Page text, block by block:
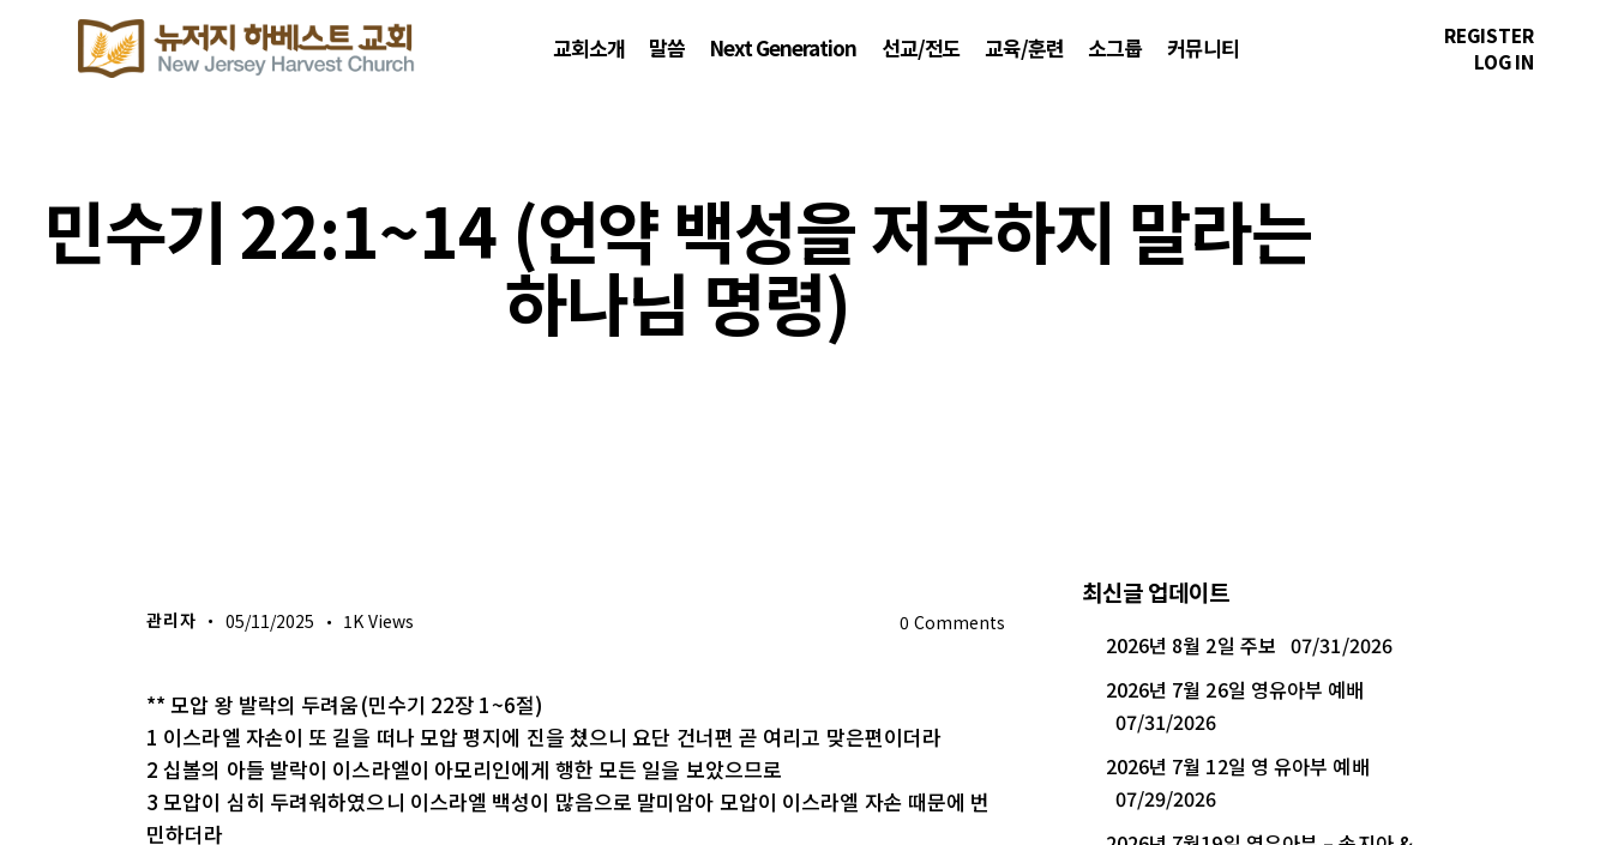
교회소개 말씀 Next Generation 선교/전도 교육/훈련 소그룹 커뮤니티
REGISTER
LOG IN
민수기 22:1~14 (언약 백성을 저주하지 말라는
하나님 명령)
관리자 05/11/2025 1K Views 0 Comments
** 모압 왕 발락의 두려움(민수기 22장 1~6절)
1 이스라엘 자손이 또 길을 떠나 모압 평지에 진을 쳤으니 요단 건너편 곧 여리고 맞은편이더라
2 십볼의 아들 발락이 이스라엘이 아모리인에게 행한 모든 일을 보았으므로
3 모압이 심히 두려워하였으니 이스라엘 백성이 많음으로 말미암아 모압이 이스라엘 자손 때문에 번
민하더라
최신글 업데이트
2026년 8월 2일 주보 07/31/2026
2026년 7월 26일 영유아부 예배
07/31/2026
2026년 7월 12일 영 유아부 예배
07/29/2026